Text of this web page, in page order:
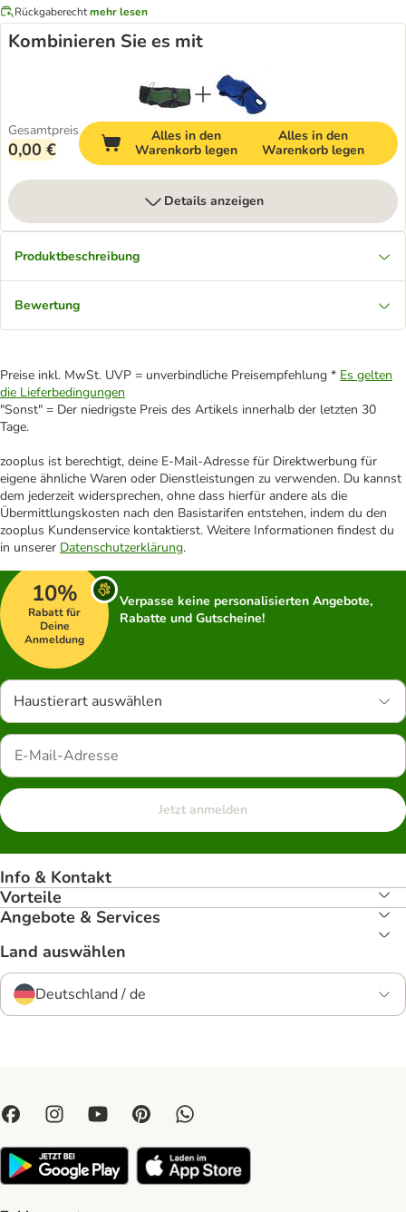
Rückgaberechtmehr lesen
Kombinieren Sie es mit
Gesamtpreis
0,00 €
Alles in den
Warenkorb legen
Alles in den
Warenkorb legen
Details anzeigen
Produktbeschreibung
Bewertung
Preise inkl. MwSt. UVP = unverbindliche Preisempfehlung * Es gelten
die Lieferbedingungen
"Sonst" = Der niedrigste Preis des Artikels innerhalb der letzten 30
Tage.
zooplus ist berechtigt, deine E-Mail-Adresse für Direktwerbung für
eigene ähnliche Waren oder Dienstleistungen zu verwenden. Du kannst
dem jederzeit widersprechen, ohne dass hierfür andere als die
Übermittlungskosten nach den Basistarifen entstehen, indem du den
zooplus Kundenservice kontaktierst. Weitere Informationen findest du
in unserer Datenschutzerklärung.
10%
Rabatt für
Deine
Anmeldung
Verpasse keine personalisierten Angebote,
Rabatte und Gutscheine!
Haustierart auswählen
Jetzt anmelden
Info & Kontakt
Vorteile
Angebote & Services
Land auswählen
Deutschland / de